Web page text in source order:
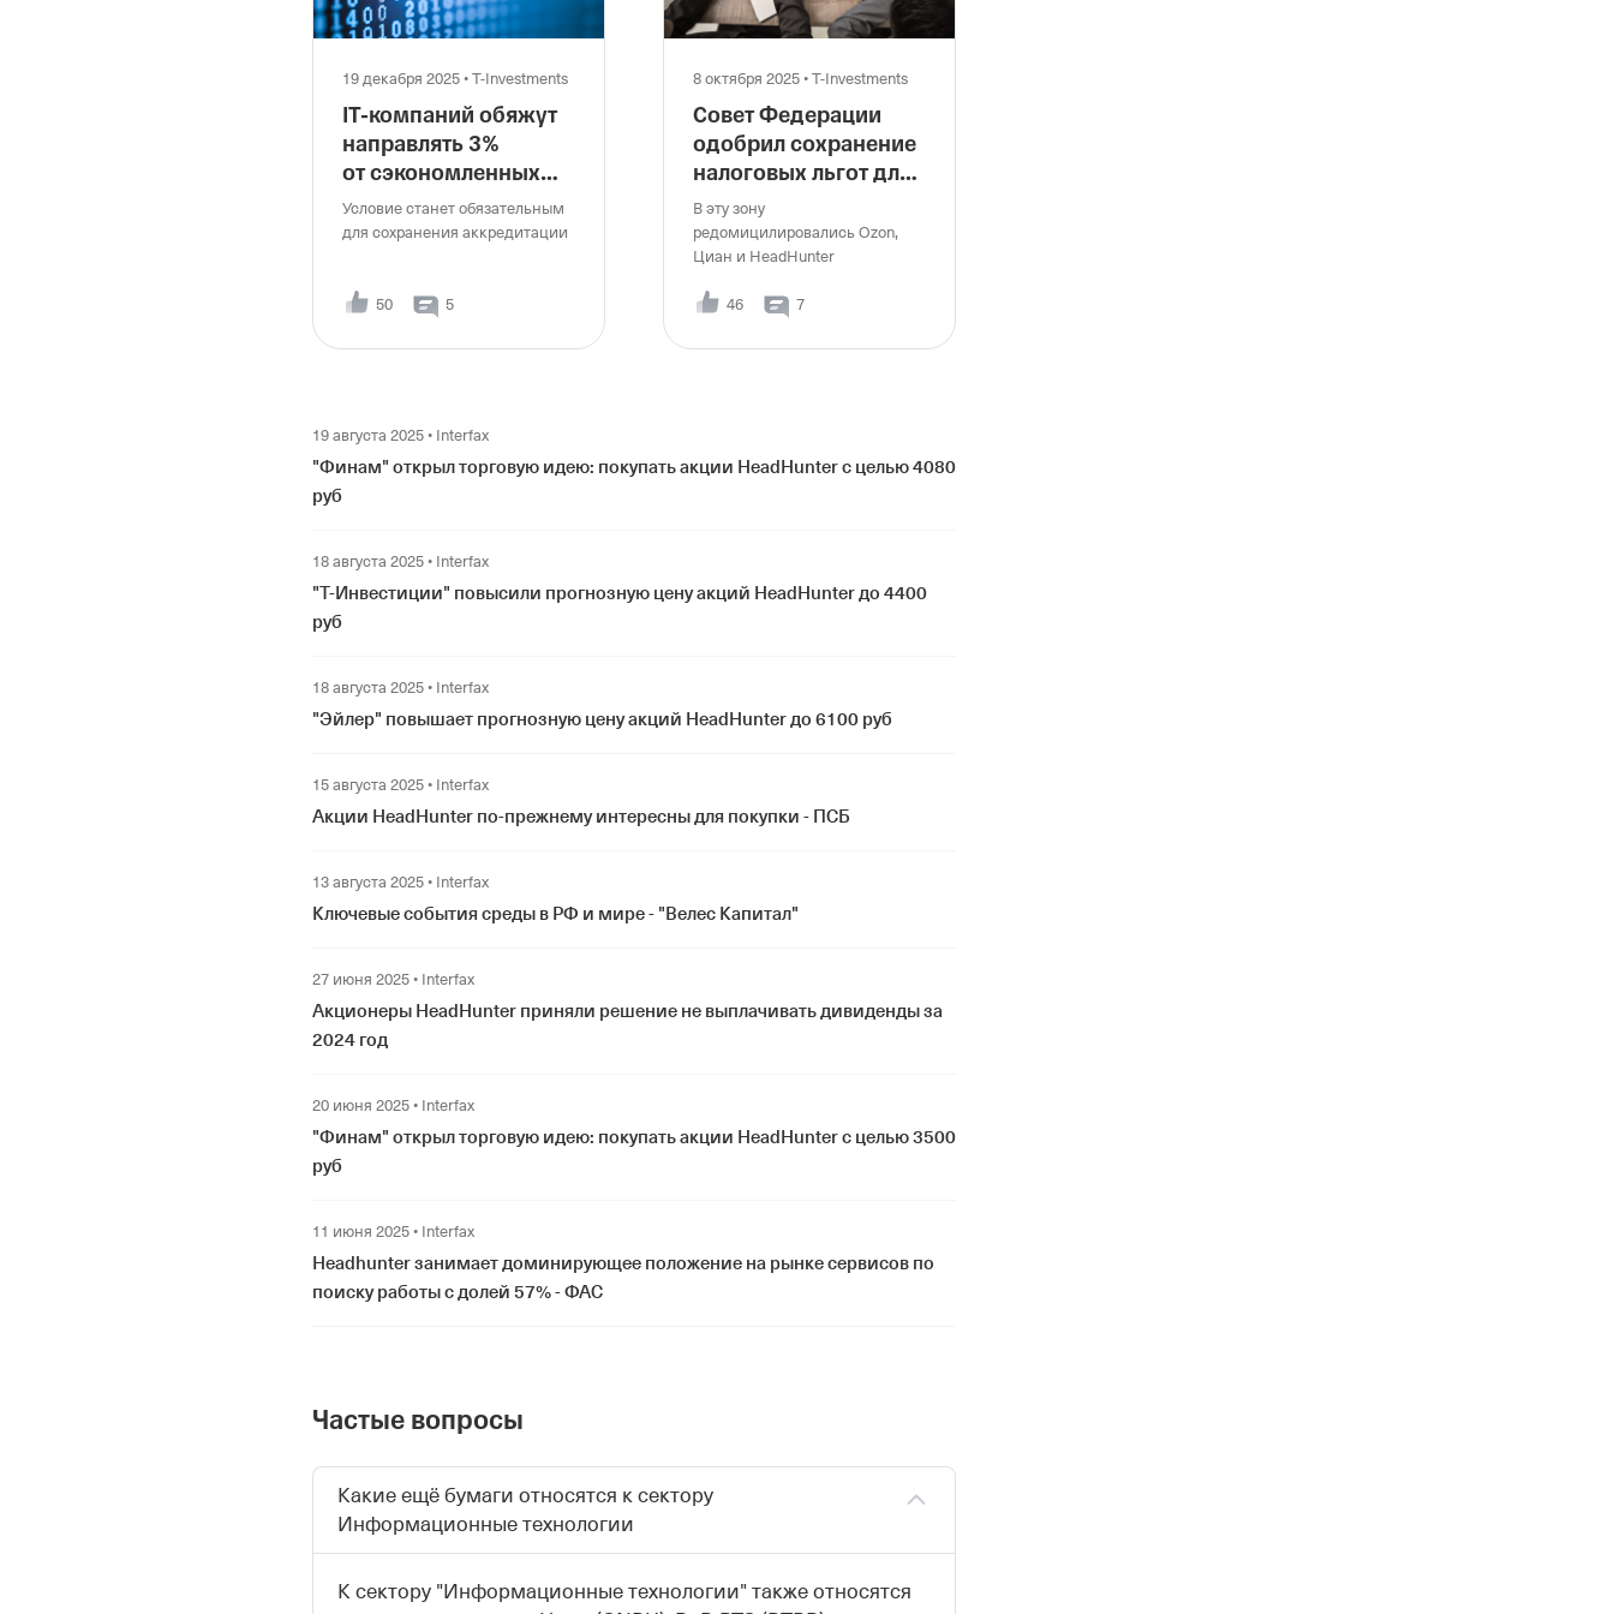
счет роста выручки 26% и EBITDA-маржи 40%, хотя свободный
денежный поток и сезонность требуют внимания. HeadHunter самый
спокойным, чем остальные истории. Мнение: По этому набору сильнее
выглядят T-Технологии и Яндекс, а самая нервная история — Ozon.
19 декабря 2025 • T-Investments
IT-компаний обяжут
направлять 3%
от сэкономленных
средств на помощь
вузам
Условие станет обязательным
для сохранения аккредитации
50 5
8 октября 2025 • T-Investments
Совет Федерации
одобрил сохранение
налоговых льгот для
резидентов ОЭЗ
Калининграда
В эту зону
редомицилировались Ozon,
Циан и HeadHunter
46 7
19 августа 2025 • Interfax
"Финам" открыл торговую идею: покупать акции HeadHunter с целью 4080
руб
18 августа 2025 • Interfax
"Т-Инвестиции" повысили прогнозную цену акций HeadHunter до 4400
руб
18 августа 2025 • Interfax
"Эйлер" повышает прогнозную цену акций HeadHunter до 6100 руб
15 августа 2025 • Interfax
Акции HeadHunter по-прежнему интересны для покупки - ПСБ
13 августа 2025 • Interfax
Ключевые события среды в РФ и мире - "Велес Капитал"
27 июня 2025 • Interfax
Акционеры HeadHunter приняли решение не выплачивать дивиденды за
2024 год
20 июня 2025 • Interfax
"Финам" открыл торговую идею: покупать акции HeadHunter с целью 3500
руб
11 июня 2025 • Interfax
Headhunter занимает доминирующее положение на рынке сервисов по
поиску работы с долей 57% - ФАС
Частые вопросы
Какие ещё бумаги относятся к сектору
Информационные технологии
К сектору "Информационные технологии" также относятся